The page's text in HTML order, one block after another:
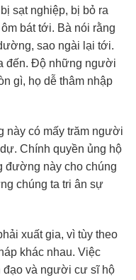
sạt nghiệp, bị bỏ ra
bát tới. Bà nói rằng
sao ngài lại tới.
đến. Độ những người
gì, họ dễ thâm nhập
này có mấy trăm người
Chính quyền ủng hộ
đường này cho chúng
chúng ta tri ân sự
xuất gia, vì tùy theo
khác nhau. Việc
đạo và người cư sĩ hộ